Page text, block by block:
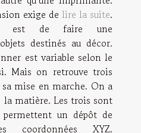
exige de lire la suite.
est de faire une
destinés au décor.
est variable selon le
Mais on retrouve trois
mise en marche. On a
la matière. Les trois sont
permettent un dépôt de
coordonnées XYZ.